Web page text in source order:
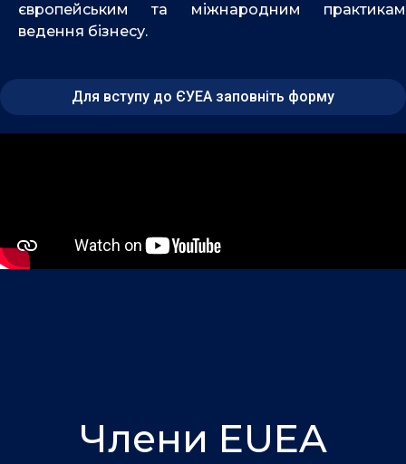
європейським та міжнародним практикам
ведення бізнесу.
Для вступу до ЄУЕА заповніть форму
Члени EUEA